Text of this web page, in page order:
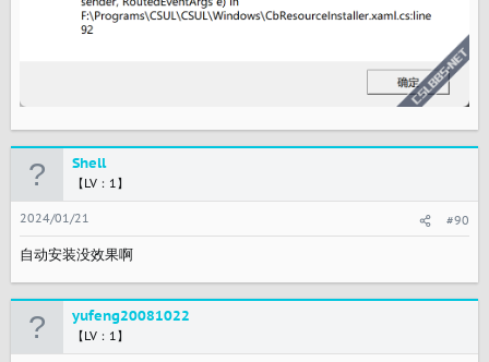
Shell
【LV：1】
2024/01/21 #90
自动安装没效果啊
yufeng20081022
【LV：1】